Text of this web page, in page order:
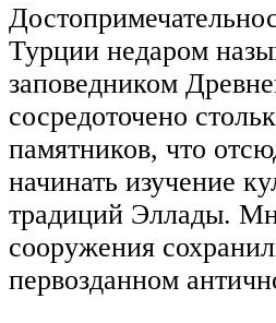
Турции недаром
заповедником
сосредоточено
памятников, что
начинать изучение
традиций Эллады.
сооружения
первозданном